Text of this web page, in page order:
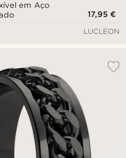
em Aço
17,95 €
LUCLEON